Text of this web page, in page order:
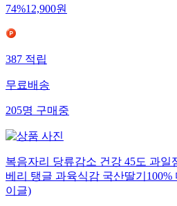
74%12,900원
387적립
무료배송
205명구매중
복음자리 당류감소 건강 45도 과일
베리 탱글 과육식감 국산딸기
이글)